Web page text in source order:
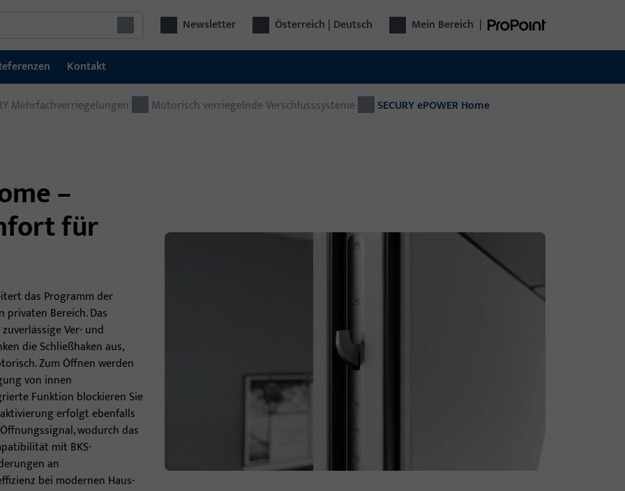
Newsletter Österreich | Deutsch Mein Bereich |
Türtechnik
Schlösser
Elektrische Türöffner
Türschwellen
Türbänder
Kontakt
Mehrfachverriegelungen Motorisch verriegelnde Verschlusssysteme SECURY ePOWER Home
–
für
das Programm der
privaten Bereich. Das
Ver- und
die Schließhaken aus,
Zum Öffnen werden
von innen
Funktion blockieren Sie
erfolgt ebenfalls
wodurch das
mit BKS-
an
bei modernen Haus-